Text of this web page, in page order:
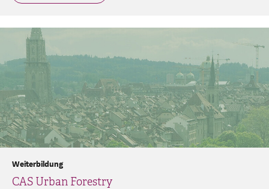
Weiterbildung
CAS Urban Forestry